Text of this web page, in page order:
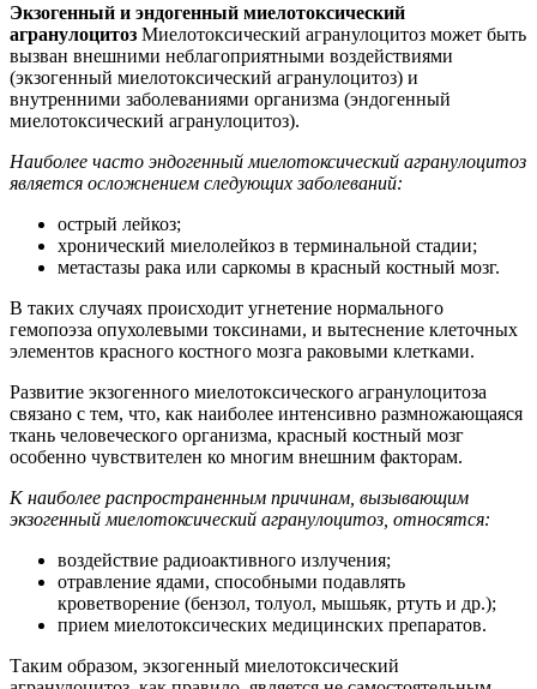
Экзогенный и эндогенный миелотоксический
агранулоцитоз Миелотоксический агранулоцитоз может быть
вызван внешними неблагоприятными воздействиями
(экзогенный миелотоксический агранулоцитоз) и
внутренними заболеваниями организма (эндогенный
миелотоксический агранулоцитоз).
Наиболее часто эндогенный миелотоксический агранулоцитоз
является осложнением следующих заболеваний:
острый лейкоз;
хронический миелолейкоз в терминальной стадии;
метастазы рака или саркомы в красный костный мозг.
В таких случаях происходит угнетение нормального
гемопоэза опухолевыми токсинами, и вытеснение клеточных
элементов красного костного мозга раковыми клетками.
Развитие экзогенного миелотоксического агранулоцитоза
связано с тем, что, как наиболее интенсивно размножающаяся
ткань человеческого организма, красный костный мозг
особенно чувствителен ко многим внешним факторам.
К наиболее распространенным причинам, вызывающим
экзогенный миелотоксический агранулоцитоз, относятся:
воздействие радиоактивного излучения;
отравление ядами, способными подавлять
кроветворение (бензол, толуол, мышьяк, ртуть и др.);
прием миелотоксических медицинских препаратов.
Таким образом, экзогенный миелотоксический